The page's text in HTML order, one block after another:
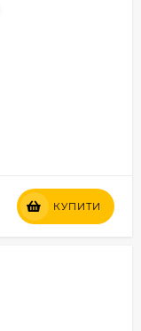
КУПИТИ